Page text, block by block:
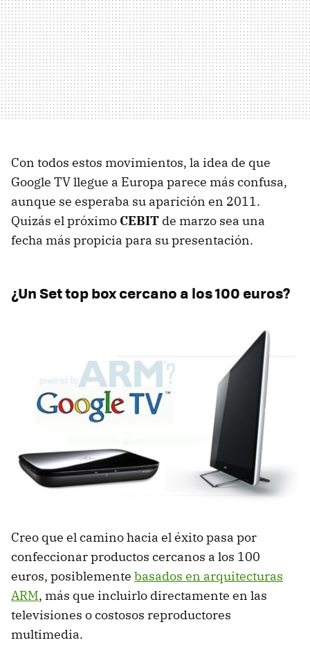
Con todos estos movimientos, la idea de que
Google TV llegue a Europa parece más confusa,
aunque se esperaba su aparición en 2011.
Quizás el próximo CEBIT de marzo sea una
fecha más propicia para su presentación.
¿Un Set top box cercano a los 100 euros?
Creo que el camino hacia el éxito pasa por
confeccionar productos cercanos a los 100
euros, posiblemente basados en arquitecturas
ARM, más que incluirlo directamente en las
televisiones o costosos reproductores
multimedia.